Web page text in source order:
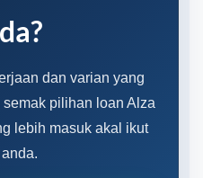
dan varian yang
pilihan loan Alza
lebih masuk akal ikut